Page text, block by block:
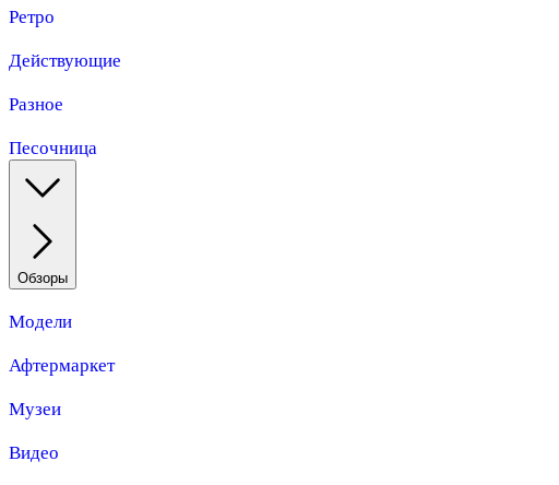
Ретро
Действующие
Разное
Песочница
Обзоры
Модели
Афтермаркет
Музеи
Видео